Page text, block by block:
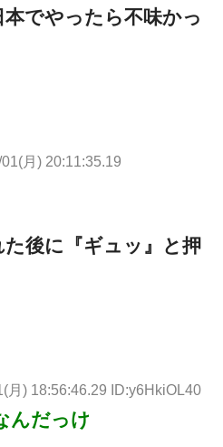
でやったら不味かっ
月) 20:11:35.19
後に『ギュッ』と押
月) 18:56:46.29 ID:y6HkiOL40
んだっけ